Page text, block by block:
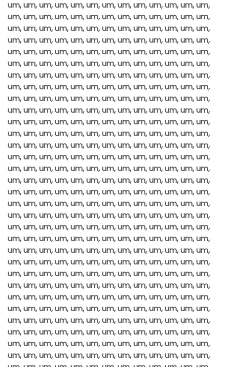
um, um, um, um, um, um, um, um, um, um, um, um, um,
um, um, um, um, um, um, um, um, um, um, um, um, um,
um, um, um, um, um, um, um, um, um, um, um, um, um,
um, um, um, um, um, um, um, um, um, um, um, um, um,
um, um, um, um, um, um, um, um, um, um, um, um, um,
um, um, um, um, um, um, um, um, um, um, um, um, um,
um, um, um, um, um, um, um, um, um, um, um, um, um,
um, um, um, um, um, um, um, um, um, um, um, um, um,
um, um, um, um, um, um, um, um, um, um, um, um, um,
um, um, um, um, um, um, um, um, um, um, um, um, um,
um, um, um, um, um, um, um, um, um, um, um, um, um,
um, um, um, um, um, um, um, um, um, um, um, um, um,
um, um, um, um, um, um, um, um, um, um, um, um, um,
um, um, um, um, um, um, um, um, um, um, um, um, um,
um, um, um, um, um, um, um, um, um, um, um, um, um,
um, um, um, um, um, um, um, um, um, um, um, um, um,
um, um, um, um, um, um, um, um, um, um, um, um, um,
um, um, um, um, um, um, um, um, um, um, um, um, um,
um, um, um, um, um, um, um, um, um, um, um, um, um,
um, um, um, um, um, um, um, um, um, um, um, um, um,
um, um, um, um, um, um, um, um, um, um, um, um, um,
um, um, um, um, um, um, um, um, um, um, um, um, um,
um, um, um, um, um, um, um, um, um, um, um, um, um,
um, um, um, um, um, um, um, um, um, um, um, um, um,
um, um, um, um, um, um, um, um, um, um, um, um, um,
um, um, um, um, um, um, um, um, um, um, um, um, um,
um, um, um, um, um, um, um, um, um, um, um, um, um,
um, um, um, um, um, um, um, um, um, um, um, um, um,
um, um, um, um, um, um, um, um, um, um, um, um, um,
um, um, um, um, um, um, um, um, um, um, um, um, um,
um, um, um, um, um, um, um, um, um, um, um, um, um,